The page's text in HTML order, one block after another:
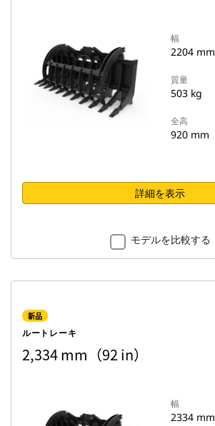
幅
2204 mm
質量
503 kg
全高
920 mm
詳細を表示
モデルを比較する
新品
ルートレーキ
2,334 mm（92 in）
幅
2334 mm